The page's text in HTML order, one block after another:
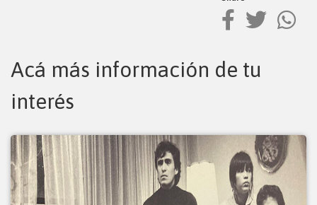
Acá más información de tu
interés